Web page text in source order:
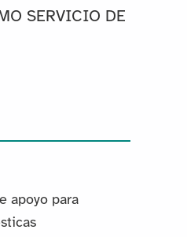
SERVICIO DE
apoyo para